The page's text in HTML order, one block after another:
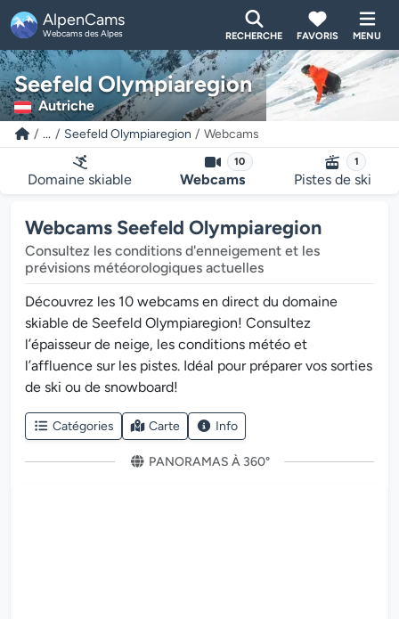
AlpenCams
Webcams des Alpes RECHERCHE FAVORIS MENU
Seefeld Olympiaregion
Autriche
... Seefeld Olympiaregion Webcams
Domaine skiable
10
Webcams
1
Pistes de ski
Webcams Seefeld Olympiaregion
Consultez les conditions d'enneigement et les
prévisions météorologiques actuelles
Découvrez les 10 webcams en direct du domaine
skiable de Seefeld Olympiaregion! Consultez
l’épaisseur de neige, les conditions météo et
l’affluence sur les pistes. Idéal pour préparer vos sorties
de ski ou de snowboard!
Catégories Carte Info
PANORAMAS À 360°